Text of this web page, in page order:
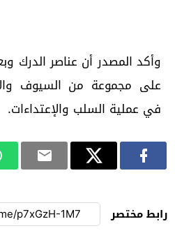
وأكد المصدر أن عناصر الدرك
على مجموعة من السيوف
في عملية السلب والإعتداءات.
رابط مختصر